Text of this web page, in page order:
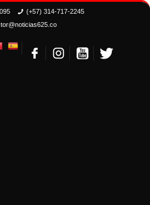
(+57) 314-717-2245